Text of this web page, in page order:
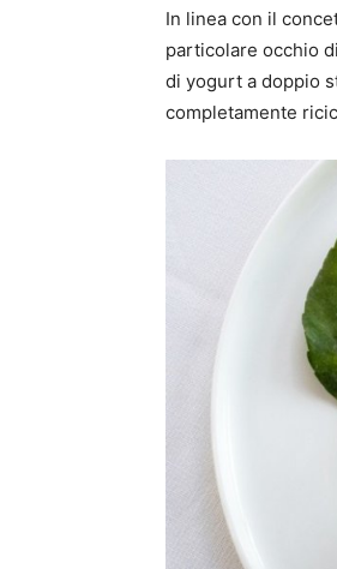
In linea con il
particolare occhio
di yogurt a doppio
completamente